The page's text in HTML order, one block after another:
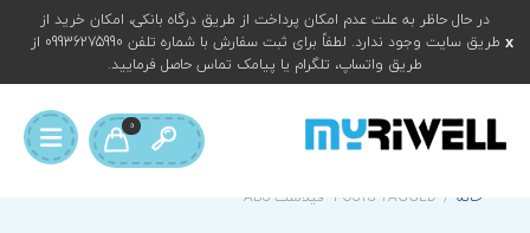
در حال حاظر به علت عدم امکان پرداخت از طریق درگاه بانکی، امکان خرید از
طریق سایت وجود ندارد. لطفاً برای ثبت سفارش با شماره تلفن 09936275990 از
طریق واتساپ، تلگرام یا پیامک تماس حاصل فرمایید.
0
خانه / POSTS TAGGED "فیلامنت ABS"